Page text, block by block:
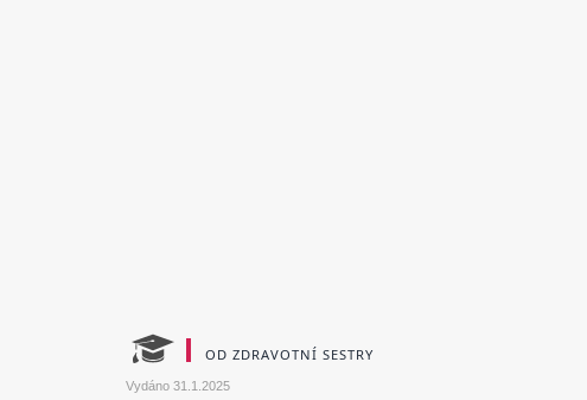
OD ZDRAVOTNÍ SESTRY
Vydáno 31.1.2025